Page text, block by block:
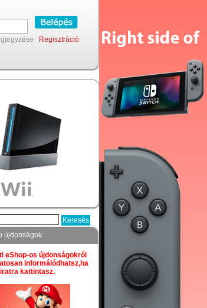
Regisztráció
újdonságok